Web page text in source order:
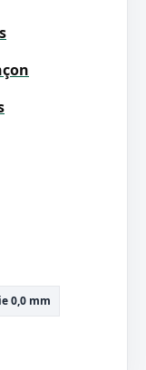
0,0 mm